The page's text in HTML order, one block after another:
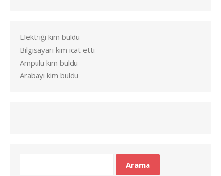
Elektriği kim buldu
Bilgisayarı kim icat etti
Ampulü kim buldu
Arabayı kim buldu